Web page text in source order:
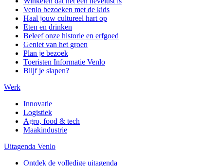
Venlo bezoeken met de kids
Haal jouw cultureel hart op
Eten en drinken
Beleef onze historie en erfgoed
Geniet van het groen
Plan je bezoek
Toeristen Informatie Venlo
Blijf je slapen?
Werk
Innovatie
Logistiek
Agro, food & tech
Maakindustrie
Uitagenda Venlo
Ontdek de volledige uitagenda